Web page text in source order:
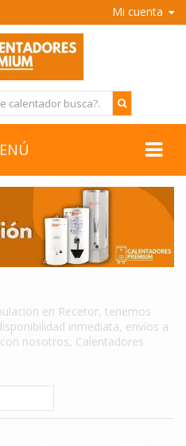
Mi cuenta
en Recetor, tenemos
inmediata, envíos a
nosotros, Calentadores